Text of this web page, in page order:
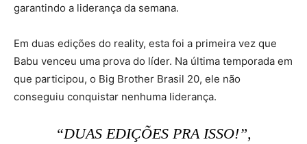
garantindo a liderança da semana.
Em duas edições do reality, esta foi a primeira vez que
Babu venceu uma prova do líder. Na última temporada em
que participou, o Big Brother Brasil 20, ele não
conseguiu conquistar nenhuma liderança.
“DUAS EDIÇÕES PRA ISSO!”,